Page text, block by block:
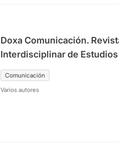
Doxa Comunicación.
Interdisciplinar de Estudios
Comunicación y Ciencias
Nº39 julio-diciembre 2024
Comunicación
Varios autores